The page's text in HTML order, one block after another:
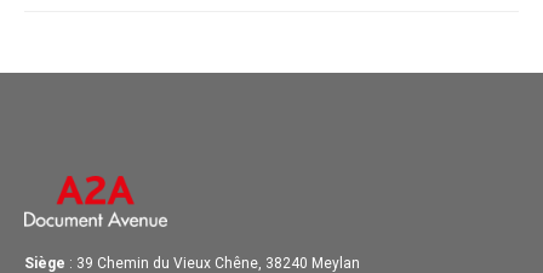
Siège : 39 Chemin du Vieux Chêne, 38240 Meylan